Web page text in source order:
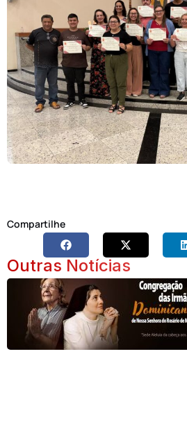
Compartilhe
Outras Notícias